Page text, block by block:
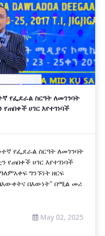
የፌደራል ስርዓት ለመገንባት
ሀገር እየተገነባች
የፌደራል ስርዓት ለመገንባት
ሀገር እየተገነባች
ግንኙነት ዘርፍ
በእውነት" በሚል መሪ
May 02, 2025